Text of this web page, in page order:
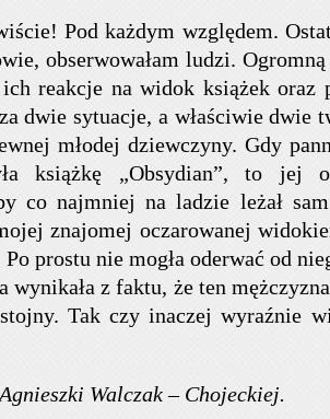
Pod każdym względem.
obserwowałam ludzi.
reakcje na widok książek oraz
dwie sytuacje, a właściwie dwie
młodej dziewczyny. Gdy
książkę „Obsydian”, to jej
co najmniej na ladzie leżał
znajomej oczarowanej
prostu nie mogła oderwać od
wynikała z faktu, że ten
Tak czy inaczej wyraźnie
Walczak – Chojeckiej.